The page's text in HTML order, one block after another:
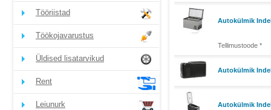
Tööriistad
Töökojavarustus
Üldised lisatarvikud
Rent
Leiunurk
Autokülmik
Tellimustoode *
Autokülmik
Autokülmik